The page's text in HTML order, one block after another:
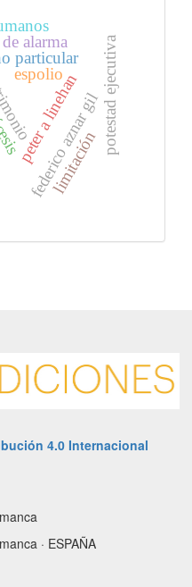
peter a linehan
federico aznar gil
particular potestad ejecutiva
alarma
limitación
espolio
4.0 Internacional
· ESPAÑA